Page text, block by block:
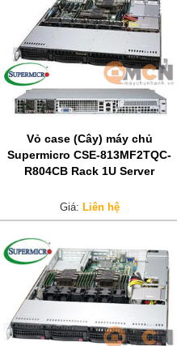
Vỏ case (Cây) máy chủ
Supermicro CSE-813MF2TQC-
R804CB Rack 1U Server
Giá: Liên hệ